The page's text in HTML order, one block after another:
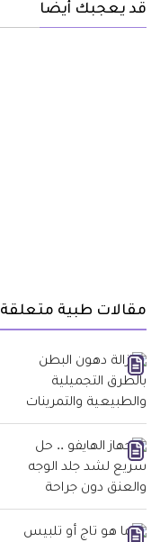
قد يعجبك أيضا
مقالات طبية متعلقة